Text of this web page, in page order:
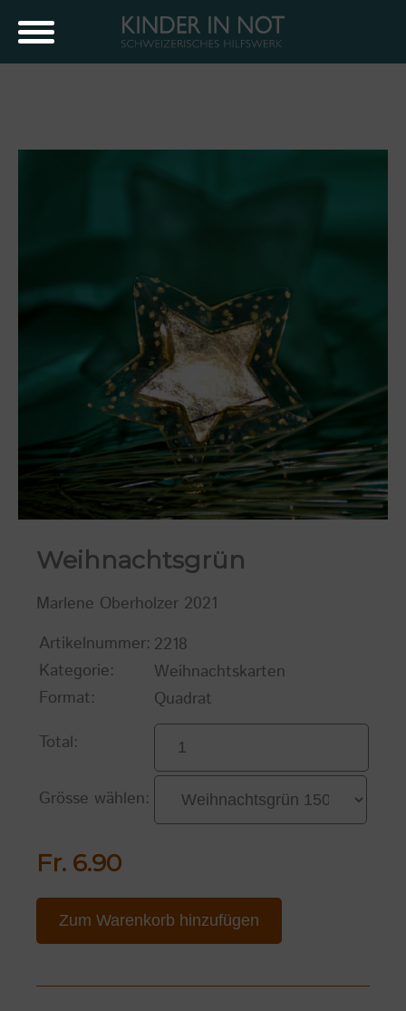
Weihnachtsgrün
Marlene Oberholzer 2021
Artikelnummer: 2218
Kategorie:
Weihnachtskarten
Format:
Quadrat
Total:
Grösse wählen:
Fr. 6.90
Zum Warenkorb hinzufügen